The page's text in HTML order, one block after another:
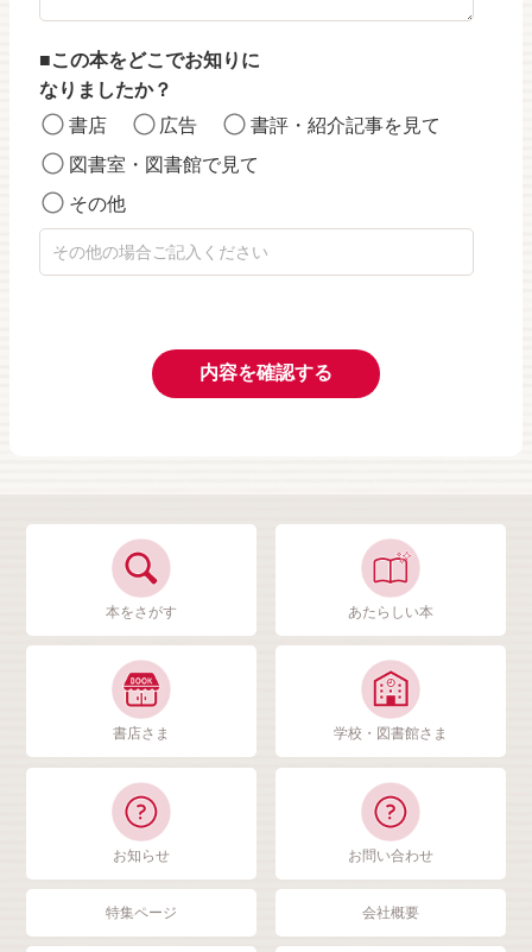
この本をどこでお知りに
なりましたか？
書店
広告
書評・紹介記事を見て
図書室・図書館で見て
その他
内容を確認する
本をさがす あたらしい本
書店さま 学校・図書館さま
お知らせ お問い合わせ
特集ページ 会社概要